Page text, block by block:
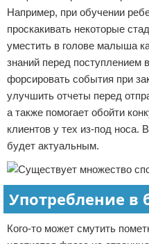
Например, при обучении
проскакивать некоторые
уместить в голове малыша
знаний перед поступлением
форсировать события при
улучшить отчеты перед
а также помогает обойти
клиентов у тех из-под
будет актуальным.
Употребление в
Кого-то может смутить